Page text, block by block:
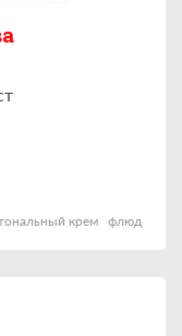
крем флюд